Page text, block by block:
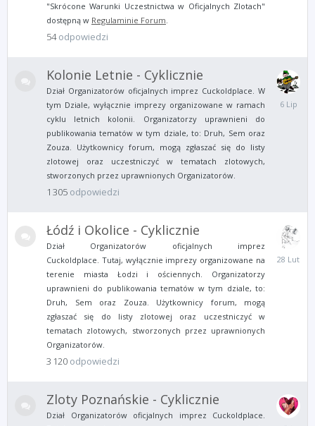
"Skrócone Warunki Uczestnictwa w Oficjalnych Zlotach"
dostępną w Regulaminie Forum.
54 odpowiedzi
Kolonie Letnie - Cyklicznie
Dział Organizatorów oficjalnych imprez Cuckoldplace. W
tym Dziale, wyłącznie imprezy organizowane w ramach
cyklu letnich kolonii. Organizatorzy uprawnieni do
publikowania tematów w tym dziale, to: Druh, Sem oraz
Zouza. Użytkownicy forum, mogą zgłaszać się do listy
zlotowej oraz uczestniczyć w tematach zlotowych,
stworzonych przez uprawnionych Organizatorów.
1 305 odpowiedzi
6
Lipca
Łódź i Okolice - Cyklicznie
Dział Organizatorów oficjalnych imprez
Cuckoldplace. Tutaj, wyłącznie imprezy organizowane na
terenie miasta Łodzi i ościennych. Organizatorzy
uprawnieni do publikowania tematów w tym dziale, to:
Druh, Sem oraz Zouza. Użytkownicy forum, mogą
zgłaszać się do listy zlotowej oraz uczestniczyć w
tematach zlotowych, stworzonych przez uprawnionych
Organizatorów.
3 120 odpowiedzi
28
Zloty Poznańskie - Cyklicznie
Dział Organizatorów oficjalnych imprez Cuckoldplace.